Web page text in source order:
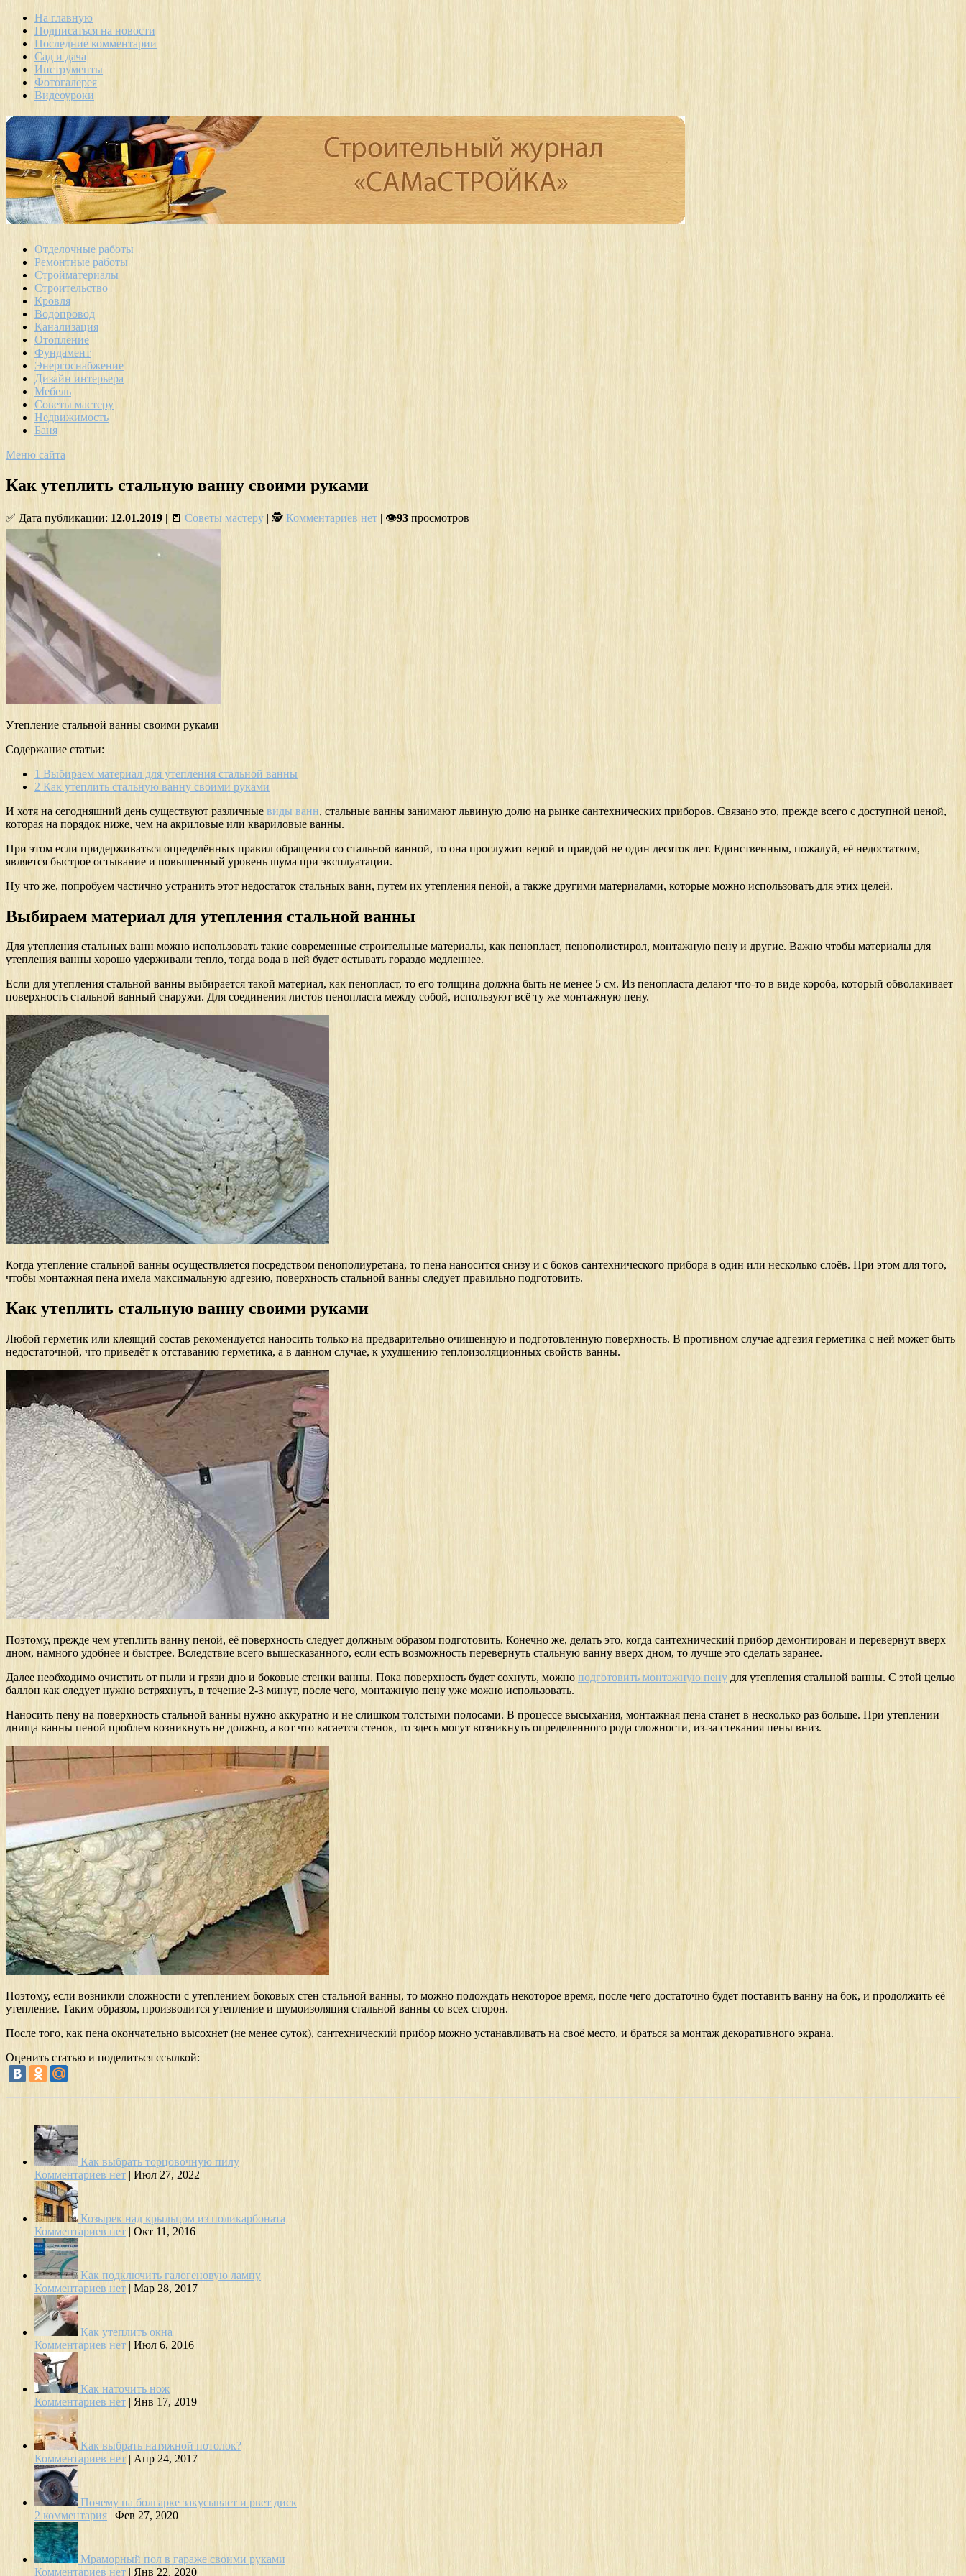
На главную
Подписаться на новости
Последние комментарии
Сад и дача
Инструменты
Фотогалерея
Видеоуроки
Отделочные работы
Ремонтные работы
Стройматериалы
Строительство
Кровля
Водопровод
Канализация
Отопление
Фундамент
Энергоснабжение
Дизайн интерьера
Мебель
Советы мастеру
Недвижимость
Баня
Меню сайта
Как утеплить стальную ванну своими руками
✅ Дата публикации: 12.01.2019 | 📒 Советы мастеру | 🕵 Комментариев нет | 👁93 просмотров
Утепление стальной ванны своими руками
Содержание статьи:
1 Выбираем материал для утепления стальной ванны
2 Как утеплить стальную ванну своими руками
И хотя на сегодняшний день существуют различные виды ванн, стальные ванны занимают львиную долю на рынке сантехнических приборов. Связано это, прежде всего с доступной ценой,
которая на порядок ниже, чем на акриловые или квариловые ванны.
При этом если придерживаться определённых правил обращения со стальной ванной, то она прослужит верой и правдой не один десяток лет. Единственным, пожалуй, её недостатком,
является быстрое остывание и повышенный уровень шума при эксплуатации.
Ну что же, попробуем частично устранить этот недостаток стальных ванн, путем их утепления пеной, а также другими материалами, которые можно использовать для этих целей.
Выбираем материал для утепления стальной ванны
Для утепления стальных ванн можно использовать такие современные строительные материалы, как пенопласт, пенополистирол, монтажную пену и другие. Важно чтобы материалы для
утепления ванны хорошо удерживали тепло, тогда вода в ней будет остывать гораздо медленнее.
Если для утепления стальной ванны выбирается такой материал, как пенопласт, то его толщина должна быть не менее 5 см. Из пенопласта делают что-то в виде короба, который обволакивает
поверхность стальной ванный снаружи. Для соединения листов пенопласта между собой, используют всё ту же монтажную пену.
Когда утепление стальной ванны осуществляется посредством пенополиуретана, то пена наносится снизу и с боков сантехнического прибора в один или несколько слоёв. При этом для того,
чтобы монтажная пена имела максимальную адгезию, поверхность стальной ванны следует правильно подготовить.
Как утеплить стальную ванну своими руками
Любой герметик или клеящий состав рекомендуется наносить только на предварительно очищенную и подготовленную поверхность. В противном случае адгезия герметика с ней может быть
недостаточной, что приведёт к отставанию герметика, а в данном случае, к ухудшению теплоизоляционных свойств ванны.
Поэтому, прежде чем утеплить ванну пеной, её поверхность следует должным образом подготовить. Конечно же, делать это, когда сантехнический прибор демонтирован и перевернут вверх
дном, намного удобнее и быстрее. Вследствие всего вышесказанного, если есть возможность перевернуть стальную ванну вверх дном, то лучше это сделать заранее.
Далее необходимо очистить от пыли и грязи дно и боковые стенки ванны. Пока поверхность будет сохнуть, можно подготовить монтажную пену для утепления стальной ванны. С этой целью
баллон как следует нужно встряхнуть, в течение 2-3 минут, после чего, монтажную пену уже можно использовать.
Наносить пену на поверхность стальной ванны нужно аккуратно и не слишком толстыми полосами. В процессе высыхания, монтажная пена станет в несколько раз больше. При утеплении
днища ванны пеной проблем возникнуть не должно, а вот что касается стенок, то здесь могут возникнуть определенного рода сложности, из-за стекания пены вниз.
Поэтому, если возникли сложности с утеплением боковых стен стальной ванны, то можно подождать некоторое время, после чего достаточно будет поставить ванну на бок, и продолжить её
утепление. Таким образом, производится утепление и шумоизоляция стальной ванны со всех сторон.
После того, как пена окончательно высохнет (не менее суток), сантехнический прибор можно устанавливать на своё место, и браться за монтаж декоративного экрана.
Оценить статью и поделиться ссылкой:
Как выбрать торцовочную пилу
Комментариев нет | Июл 27, 2022
Козырек над крыльцом из поликарбоната
Комментариев нет | Окт 11, 2016
Как подключить галогеновую лампу
Комментариев нет | Мар 28, 2017
Как утеплить окна
Комментариев нет | Июл 6, 2016
Как наточить нож
Комментариев нет | Янв 17, 2019
Как выбрать натяжной потолок?
Комментариев нет | Апр 24, 2017
Почему на болгарке закусывает и рвет диск
2 комментария | Фев 27, 2020
Мраморный пол в гараже своими руками
Комментариев нет | Янв 22, 2020